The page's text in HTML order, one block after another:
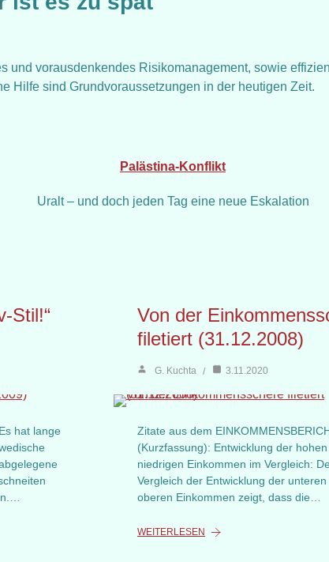
und vorausdenkendes Risikomanagement, sowie
Hilfe sind Grundvoraussetzungen in der heutigen Zeit.
Palästina-Konflikt
Uralt – und doch jeden Tag eine neue Eskalation
Stil!“
hat lange
Von der
filetiert (31.12.2008)
G. Kuchta 3.11.2020
Zitate aus dem
(Kurzfassung): Entwicklung der
niedrigen Einkommen im Vergleich:
Vergleich der Entwicklung der unteren
oberen Einkommen zeigt, dass die…
WEITERLESEN